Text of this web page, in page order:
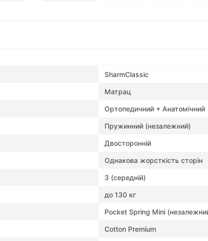
SharmClassic
Матрац
Ортопедичний + Анатомічний
Пружинний (незалежний)
Двосторонній
Однакова жорсткість сторін
3 (середній)
до 130 кг
Pocket Spring Mini
Cotton Premium